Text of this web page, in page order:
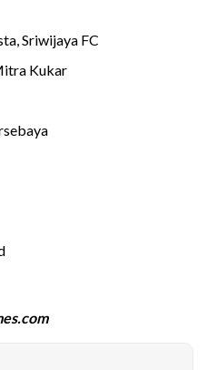
Sriwijaya FC
Kukar